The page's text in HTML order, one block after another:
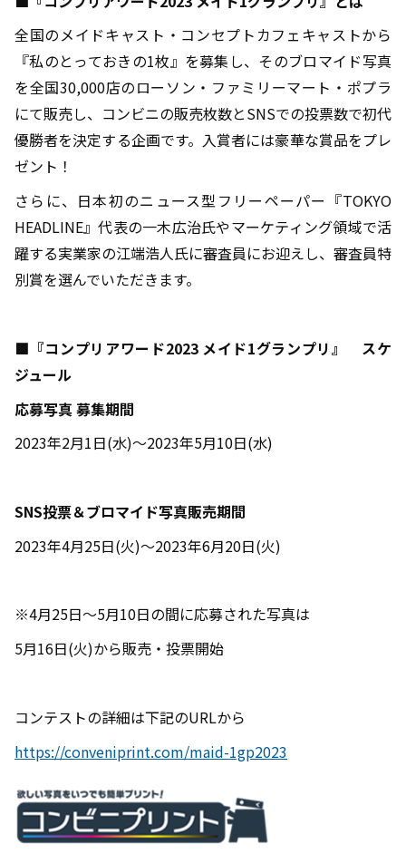
全国のメイドキャスト・コンセプトカフェキャストから
『私のとっておきの1枚』を募集し、そのブロマイド写真
を全国30,000店のローソン・ファミリーマート・ポプラ
にて販売し、コンビニの販売枚数とSNSでの投票数で初代
優勝者を決定する企画です。入賞者には豪華な賞品をプレ
ゼント！
さらに、日本初のニュース型フリーペーパー『TOKYO
HEADLINE』代表の一木広治氏やマーケティング領域で活
躍する実業家の江端浩人氏に審査員にお迎えし、審査員特
別賞を選んでいただきます。
■『コンプリアワード2023 メイド1グランプリ』 スケ
ジュール
応募写真 募集期間
2023年2月1日(水)～2023年5月10日(水)
SNS投票＆ブロマイド写真販売期間
2023年4月25日(火)～2023年6月20日(火)
※4月25日～5月10日の間に応募された写真は
5月16日(火)から販売・投票開始
コンテストの詳細は下記のURLから
https://conveniprint.com/maid-1gp2023